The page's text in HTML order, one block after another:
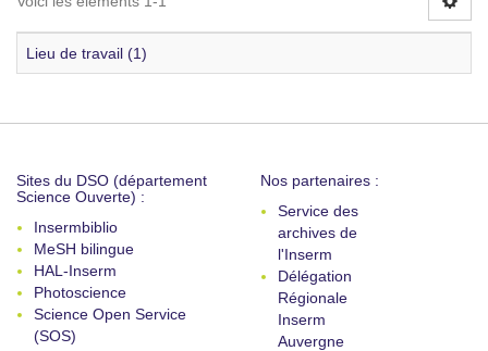
Lieu de travail (1)
Sites du DSO (département
Science Ouverte) :
Insermbiblio
MeSH bilingue
HAL-Inserm
Photoscience
Science Open Service
(SOS)
Nos partenaires :
Service des
archives de
l'Inserm
Délégation
Régionale
Inserm
Auvergne